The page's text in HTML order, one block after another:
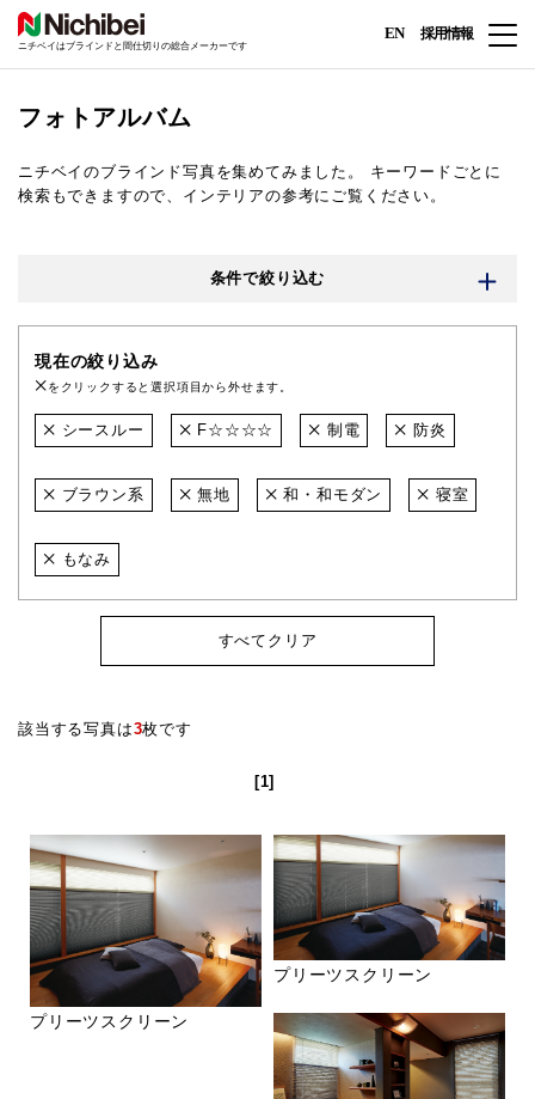
ニチベイはブラインドと間仕切りの総合メーカーです
EN 採用情報
フォトアルバム
ニチベイのブラインド写真を集めてみました。
キーワードごとに
検索もできますので、インテリアの参考にご覧ください。
条件で絞り込む
現在の絞り込み
をクリックすると選択項目から外せます。
シースルー F☆☆☆☆ 制電 防炎
ブラウン系 無地 和・和モダン 寝室
もなみ
すべてクリア
該当する写真は3枚です
[1]
プリーツスクリーン
プリーツスクリーン